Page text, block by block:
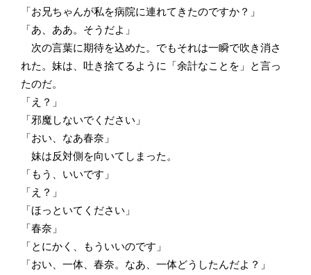
「お兄ちゃんが私を病院に連れてきたのですか？」
「あ、ああ。そうだよ」
次の言葉に期待を込めた。でもそれは一瞬で吹き消さ
れた。妹は、吐き捨てるように「余計なことを」と言っ
たのだ。
「え？」
「邪魔しないでください」
「おい、なあ春奈」
妹は反対側を向いてしまった。
「もう、いいです」
「え？」
「ほっといてください」
「春奈」
「とにかく、もういいのです」
「おい、一体、春奈。なあ、一体どうしたんだよ？」